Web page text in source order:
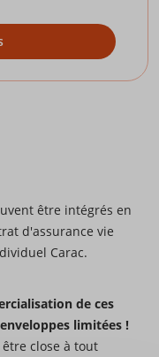
être intégrés en
d'assurance vie
Carac.
de ces
limitées !
close à tout